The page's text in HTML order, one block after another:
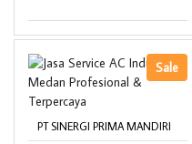
Sale
PT SINERGI PRIMA MANDIRI